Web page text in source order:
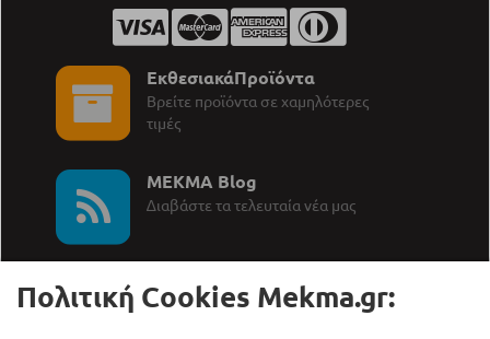
ΕκθεσιακάΠροϊόντα
Βρείτε προϊόντα σε χαμηλότερες
τιμές
MEKMA Blog
∆ιαβάστε τα τελευταία νέα μας
Πολιτική Cookies Mekma.gr: